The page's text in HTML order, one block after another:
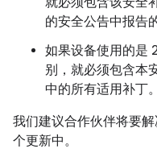
的安全公告中报告
如果设备使用的是
别，就必须包含本
中的所有适用补丁。
我们建议合作伙伴将要
个更新中。